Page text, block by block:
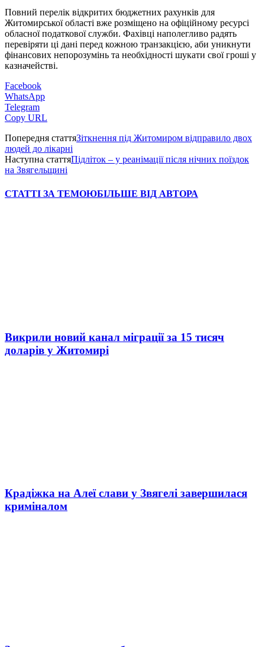
Повний перелік відкритих бюджетних рахунків для
Житомирської області вже розміщено на офіційному ресурсі
обласної податкової служби. Фахівці наполегливо радять
перевіряти ці дані перед кожною транзакцією, аби уникнути
фінансових непорозумінь та необхідності шукати свої гроші у
казначействі.
Facebook
WhatsApp
Telegram
Copy URL
Попередня статтяЗіткнення під Житомиром відправило двох
людей до лікарні
Наступна статтяПідліток – у реанімації після нічних поїздок
на Звягельщині
СТАТТІ ЗА ТЕМОЮБІЛЬШЕ ВІД АВТОРА
Викрили новий канал міграції за 15 тисяч
доларів у Житомирі
Крадіжка на Алеї слави у Звягелі завершилася
криміналом